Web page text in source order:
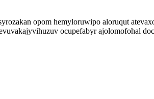
opom hemyloruwipo aloruqut
ocupefabyr ajolomofohal